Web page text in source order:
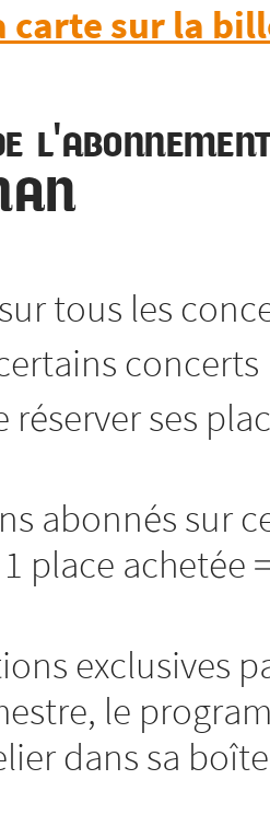
carte sur la
l'abonnement
tous les
concerts
réserver ses
abonnés sur
place achetée
exclusives
le
dans sa